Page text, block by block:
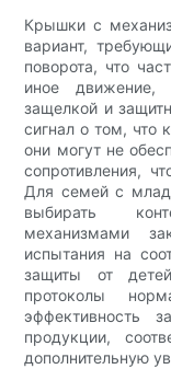
Крышки с
вариант,
поворота, что
иное
защелкой и
сигнал о том, что
они могут не
сопротивления,
Для семей с
выбирать
механизмами
испытания на
защиты от
протоколы
эффективность
продукции,
дополнительную